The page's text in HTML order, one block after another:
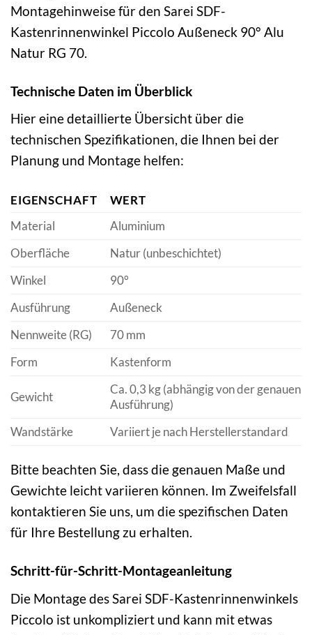
Montagehinweise für den Sarei SDF-
Kastenrinnenwinkel Piccolo Außeneck 90° Alu
Natur RG 70.
Technische Daten im Überblick
Hier eine detaillierte Übersicht über die
technischen Spezifikationen, die Ihnen bei der
Planung und Montage helfen:
EIGENSCHAFT
WERT
Material
Aluminium
Oberfläche
Natur (unbeschichtet)
Winkel
90°
Ausführung
Außeneck
Nennweite (RG)
70 mm
Form
Kastenform
Gewicht
Ca. 0,3 kg (abhängig von der genauen
Ausführung)
Wandstärke
Variiert je nach Herstellerstandard
Bitte beachten Sie, dass die genauen Maße und
Gewichte leicht variieren können. Im Zweifelsfall
kontaktieren Sie uns, um die spezifischen Daten
für Ihre Bestellung zu erhalten.
Schritt-für-Schritt-Montageanleitung
Die Montage des Sarei SDF-Kastenrinnenwinkels
Piccolo ist unkompliziert und kann mit etwas